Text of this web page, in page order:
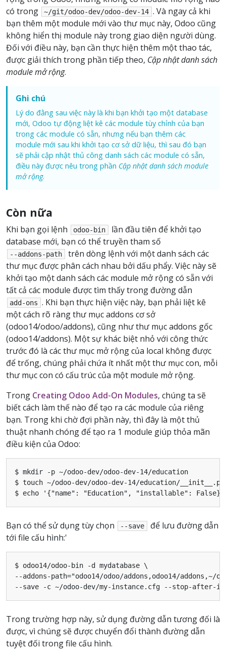
có trong
~/git/odoo-dev/odoo-dev-14 . Và ngay cả khi
bạn thêm một module mới vào thư mục này, Odoo cũng
không hiển thị module này trong giao diện người dùng.
Đối với điều này, bạn cần thực hiện thêm một thao tác,
được giải thích trong phần tiếp theo, Cập nhật danh sách
module mở rộng.
Ghi chú
Lý do đằng sau việc này là khi bạn khởi tạo một database
mới, Odoo tự động liệt kê các module tùy chỉnh của bạn
trong các module có sẵn, nhưng nếu bạn thêm các
module mới sau khi khởi tạo cơ sở dữ liệu, thì sau đó bạn
sẽ phải cập nhật thủ công danh sách các module có sẵn,
điều này được nêu trong phần Cập nhật danh sách module
mở rộng.
Còn nữa
Khi bạn gọi lệnh odoo-bin
lần đầu tiên để khởi tạo
database mới, bạn có thể truyền tham số
--addons-path
trên dòng lệnh với một danh sách các
thư mục được phân cách nhau bởi dấu phẩy. Việc này sẽ
khởi tạo một danh sách các module mở rộng có sẵn với
tất cả các module được tìm thấy trong đường dẫn
add-ons . Khi bạn thực hiện việc này, bạn phải liệt kê
một cách rõ ràng thư mục addons cơ sở
(odoo14/odoo/addons), cũng như thư mục addons gốc
(odoo14/addons). Một sự khác biệt nhỏ với công thức
trước đó là các thư mục mở rộng của local không được
để trống, chúng phải chứa ít nhất một thư mục con, mỗi
thư mục con có cấu trúc của một module mở rộng.
Trong Creating Odoo Add-On Modules, chúng ta sẽ
biết cách làm thế nào để tạo ra các module của riêng
bạn. Trong khi chờ đợi phần này, thì đây là một thủ
thuật nhanh chóng để tạo ra 1 module giúp thỏa mãn
điều kiện của Odoo:
$ mkdir -p ~/odoo-dev/odoo-dev-14/education
$ touch ~/odoo-dev/odoo-dev-14/education/__init__.py
Bạn có thể sử dụng tùy chọn --save
để lưu đường dẫn
tới file cấu hình:'
$ odoo14/odoo-bin -d mydatabase \
--addons-path="odoo14/odoo/addons,odoo14/addons,~/
Trong trường hợp này, sử dụng đường dẫn tương đối là
được, vì chúng sẽ được chuyển đổi thành đường dẫn
tuyệt đối trong file cấu hình.